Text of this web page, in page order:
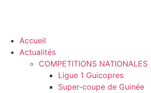
Accueil
Actualités
COMPETITIONS NATIONALES
Ligue 1 Guicopres
Super-coupe de Guinée